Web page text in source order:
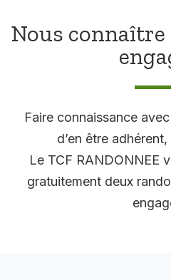
Nous connaître
Faire connaissance
d’en être
Le TCF RANDONNEE
gratuitement deux